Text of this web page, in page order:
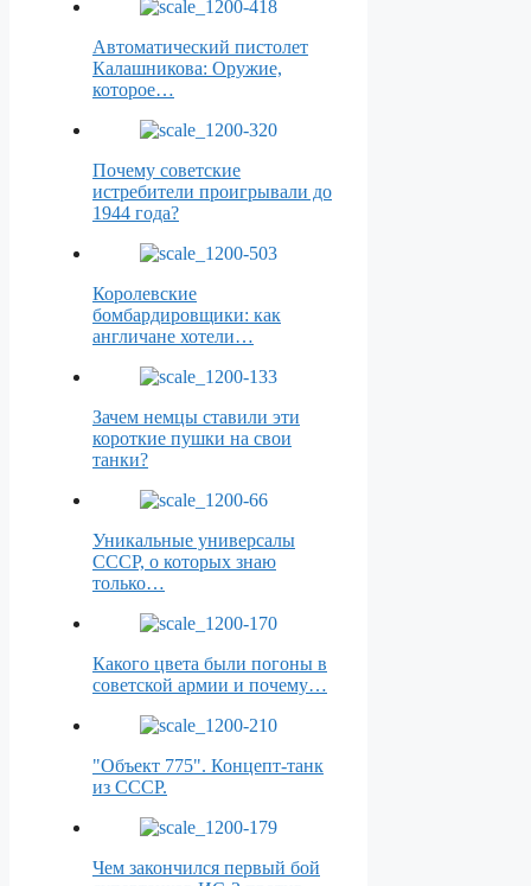
Автоматический пистолет
Калашникова: Оружие,
которое…
Почему советские
истребители проигрывали до
1944 года?
Королевские
бомбардировщики: как
англичане хотели…
Зачем немцы ставили эти
короткие пушки на свои
танки?
Уникальные универсалы
СССР, о которых знаю
только…
Какого цвета были погоны в
советской армии и почему…
"Объект 775". Концепт-танк
из СССР.
Чем закончился первый бой